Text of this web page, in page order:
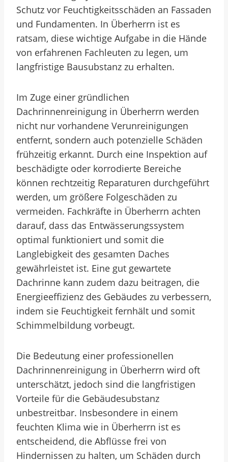
Schutz vor Feuchtigkeitsschäden an Fassaden
und Fundamenten. In Überherrn ist es
ratsam, diese wichtige Aufgabe in die Hände
von erfahrenen Fachleuten zu legen, um
langfristige Bausubstanz zu erhalten.
Im Zuge einer gründlichen
Dachrinnenreinigung in Überherrn werden
nicht nur vorhandene Verunreinigungen
entfernt, sondern auch potenzielle Schäden
frühzeitig erkannt. Durch eine Inspektion auf
beschädigte oder korrodierte Bereiche
können rechtzeitig Reparaturen durchgeführt
werden, um größere Folgeschäden zu
vermeiden. Fachkräfte in Überherrn achten
darauf, dass das Entwässerungssystem
optimal funktioniert und somit die
Langlebigkeit des gesamten Daches
gewährleistet ist. Eine gut gewartete
Dachrinne kann zudem dazu beitragen, die
Energieeffizienz des Gebäudes zu verbessern,
indem sie Feuchtigkeit fernhält und somit
Schimmelbildung vorbeugt.
Die Bedeutung einer professionellen
Dachrinnenreinigung in Überherrn wird oft
unterschätzt, jedoch sind die langfristigen
Vorteile für die Gebäudesubstanz
unbestreitbar. Insbesondere in einem
feuchten Klima wie in Überherrn ist es
entscheidend, die Abflüsse frei von
Hindernissen zu halten, um Schäden durch